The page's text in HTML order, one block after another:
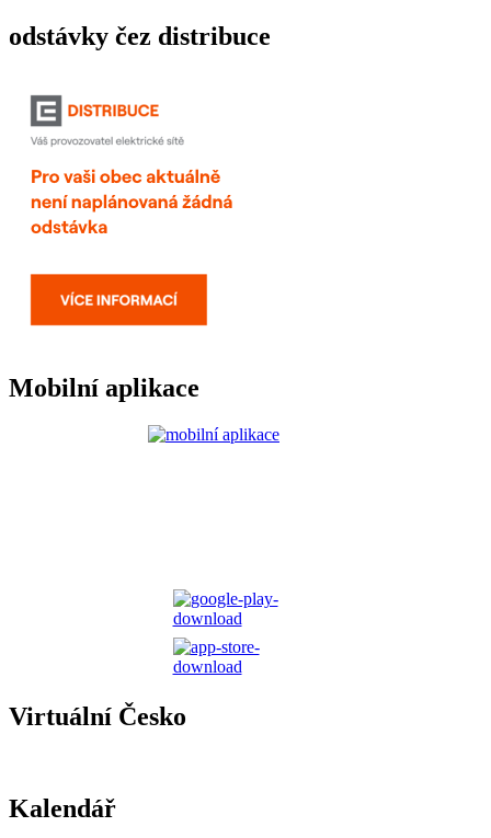
odstávky čez distribuce
Mobilní aplikace
Virtuální Česko
Kalendář